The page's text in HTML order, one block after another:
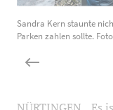
Sandra Kern staunte
Parken zahlen sollte.